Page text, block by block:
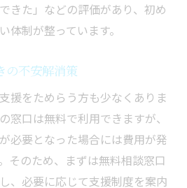
きた」などの評価があり、初め
体制が整っています。
の不安解消策
援をためらう方も少なくありま
窓口は無料で利用できますが、
必要となった場合には費用が発
そのため、まずは無料相談窓口
、必要に応じて支援制度を案内